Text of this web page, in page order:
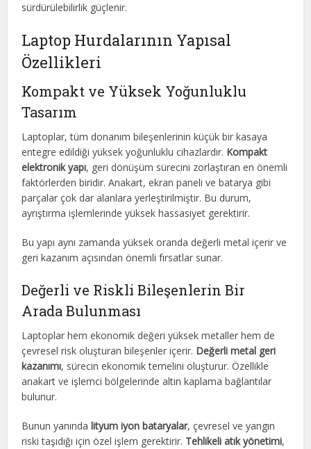
sürdürülebilirlik güçlenir.
Laptop Hurdalarının Yapısal
Özellikleri
Kompakt ve Yüksek Yoğunluklu
Tasarım
Laptoplar, tüm donanım bileşenlerinin küçük bir kasaya
entegre edildiği yüksek yoğunluklu cihazlardır. Kompakt
elektronik yapı, geri dönüşüm sürecini zorlaştıran en önemli
faktörlerden biridir. Anakart, ekran paneli ve batarya gibi
parçalar çok dar alanlara yerleştirilmiştir. Bu durum,
ayrıştırma işlemlerinde yüksek hassasiyet gerektirir.
Bu yapı aynı zamanda yüksek oranda değerli metal içerir ve
geri kazanım açısından önemli fırsatlar sunar.
Değerli ve Riskli Bileşenlerin Bir
Arada Bulunması
Laptoplar hem ekonomik değeri yüksek metaller hem de
çevresel risk oluşturan bileşenler içerir. Değerli metal geri
kazanımı, sürecin ekonomik temelini oluşturur. Özellikle
anakart ve işlemci bölgelerinde altın kaplama bağlantılar
bulunur.
Bunun yanında lityum iyon bataryalar, çevresel ve yangın
riski taşıdığı için özel işlem gerektirir. Tehlikeli atık yönetimi,